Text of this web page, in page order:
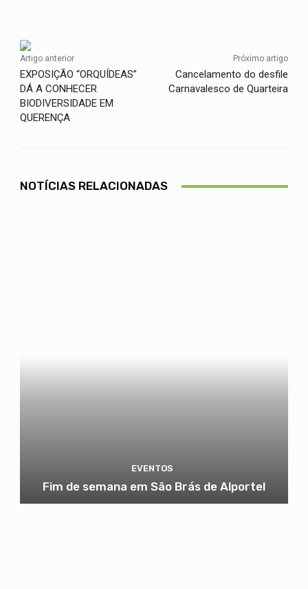
Artigo anterior
EXPOSIÇÃO “ORQUÍDEAS”
DÁ A CONHECER
BIODIVERSIDADE EM
QUERENÇA
Próximo artigo
Cancelamento do desfile
Carnavalesco de Quarteira
NOTÍCIAS RELACIONADAS
EVENTOS
Fim de semana em São Brás de Alportel